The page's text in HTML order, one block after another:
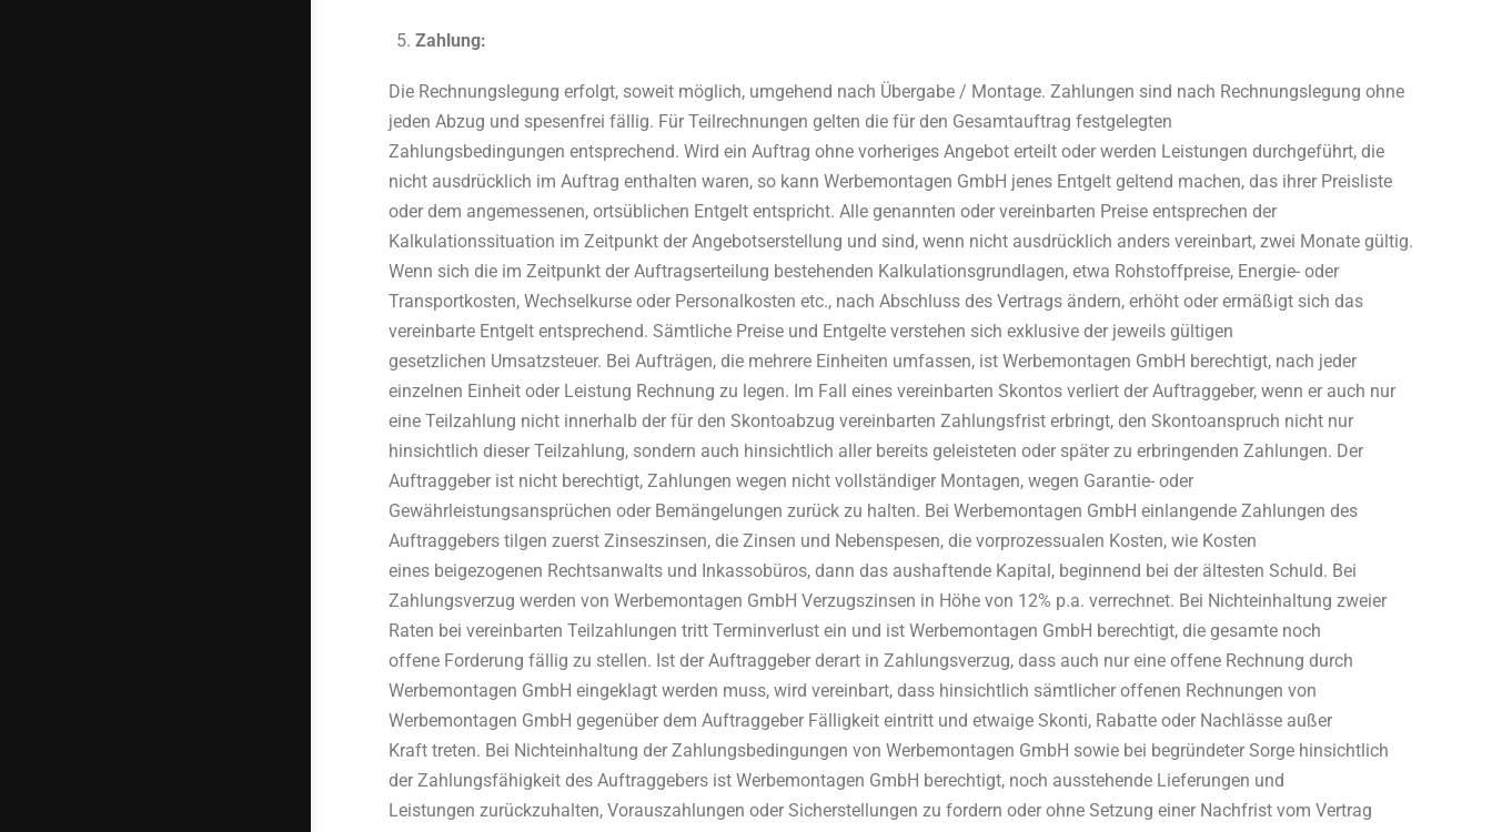
Zahlung:
Die Rechnungslegung erfolgt, soweit möglich, umgehend nach Übergabe / Montage. Zahlungen sind nach Rechnungslegung ohne
jeden Abzug und spesenfrei fällig. Für Teilrechnungen gelten die für den Gesamtauftrag festgelegten
Zahlungsbedingungen entsprechend. Wird ein Auftrag ohne vorheriges Angebot erteilt oder werden Leistungen durchgeführt, die
nicht ausdrücklich im Auftrag enthalten waren, so kann Werbemontagen GmbH jenes Entgelt geltend machen, das ihrer Preisliste
oder dem angemessenen, ortsüblichen Entgelt entspricht. Alle genannten oder vereinbarten Preise entsprechen der
Kalkulationssituation im Zeitpunkt der Angebotserstellung und sind, wenn nicht ausdrücklich anders vereinbart, zwei Monate gültig.
Wenn sich die im Zeitpunkt der Auftragserteilung bestehenden Kalkulationsgrundlagen, etwa Rohstoffpreise, Energie- oder
Transportkosten, Wechselkurse oder Personalkosten etc., nach Abschluss des Vertrags ändern, erhöht oder ermäßigt sich das
vereinbarte Entgelt entsprechend. Sämtliche Preise und Entgelte verstehen sich exklusive der jeweils gültigen
gesetzlichen Umsatzsteuer. Bei Aufträgen, die mehrere Einheiten umfassen, ist Werbemontagen GmbH berechtigt, nach jeder
einzelnen Einheit oder Leistung Rechnung zu legen. Im Fall eines vereinbarten Skontos verliert der Auftraggeber, wenn er auch nur
eine Teilzahlung nicht innerhalb der für den Skontoabzug vereinbarten Zahlungsfrist erbringt, den Skontoanspruch nicht nur
hinsichtlich dieser Teilzahlung, sondern auch hinsichtlich aller bereits geleisteten oder später zu erbringenden Zahlungen. Der
Auftraggeber ist nicht berechtigt, Zahlungen wegen nicht vollständiger Montagen, wegen Garantie- oder
Gewährleistungsansprüchen oder Bemängelungen zurück zu halten. Bei Werbemontagen GmbH einlangende Zahlungen des
Auftraggebers tilgen zuerst Zinseszinsen, die Zinsen und Nebenspesen, die vorprozessualen Kosten, wie Kosten
eines beigezogenen Rechtsanwalts und Inkassobüros, dann das aushaftende Kapital, beginnend bei der ältesten Schuld. Bei
Zahlungsverzug werden von Werbemontagen GmbH Verzugszinsen in Höhe von 12% p.a. verrechnet. Bei Nichteinhaltung zweier
Raten bei vereinbarten Teilzahlungen tritt Terminverlust ein und ist Werbemontagen GmbH berechtigt, die gesamte noch
offene Forderung fällig zu stellen. Ist der Auftraggeber derart in Zahlungsverzug, dass auch nur eine offene Rechnung durch
Werbemontagen GmbH eingeklagt werden muss, wird vereinbart, dass hinsichtlich sämtlicher offenen Rechnungen von
Werbemontagen GmbH gegenüber dem Auftraggeber Fälligkeit eintritt und etwaige Skonti, Rabatte oder Nachlässe außer
Kraft treten. Bei Nichteinhaltung der Zahlungsbedingungen von Werbemontagen GmbH sowie bei begründeter Sorge hinsichtlich
der Zahlungsfähigkeit des Auftraggebers ist Werbemontagen GmbH berechtigt, noch ausstehende Lieferungen und
Leistungen zurückzuhalten, Vorauszahlungen oder Sicherstellungen zu fordern oder ohne Setzung einer Nachfrist vom Vertrag